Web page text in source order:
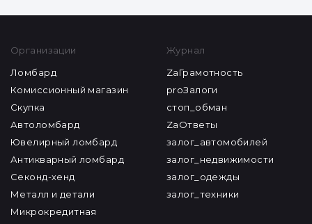
Организации
Ломбард
Комиссионный магазин
Скупка
Автоломбард
Ювелирный ломбард
Антикварный ломбард
Секонд-хенд
Металл и детали
Микрокредитная
Журнал
ZaГрамотность
proЗалоги
стоп_обман
ZaОтветы
залог_автомобилей
залог_недвижимости
залог_одежды
залог_техники